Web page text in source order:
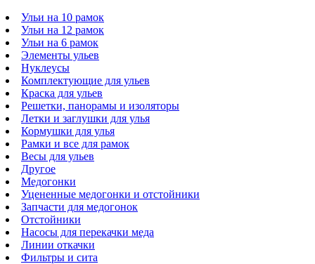
Ульи на 10 рамок
Ульи на 12 рамок
Ульи на 6 рамок
Элементы ульев
Нуклеусы
Комплектующие для ульев
Краска для ульев
Решетки, панорамы и изоляторы
Летки и заглушки для улья
Кормушки для улья
Рамки и все для рамок
Весы для ульев
Другое
Медогонки
Уцененные медогонки и отстойники
Запчасти для медогонок
Отстойники
Насосы для перекачки меда
Линии откачки
Фильтры и сита